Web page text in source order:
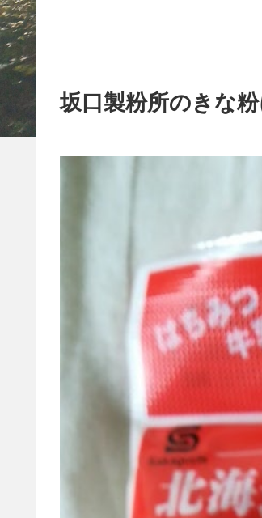
坂口製粉所のきな